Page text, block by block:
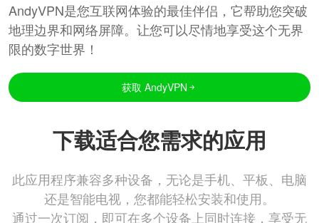
AndyVPN是您互联网体验的最佳伴侣，它帮助您突破
地理边界和网络屏障。让您可以尽情地享受这个无界
限的数字世界！
获取 AndyVPN
下载适合您需求的应用
此应用程序兼容多种设备，无论是手机、平板、电脑
还是智能电视，您都能轻松安装和使用。
通过一次订阅，即可在多个设备上同时连接，享受无